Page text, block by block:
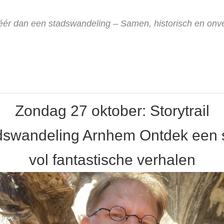
dan een stadswandeling – Samen, historisch en
Zondag 27 oktober: Storytrail
Arnhem Ontdek een
vol fantastische verhalen